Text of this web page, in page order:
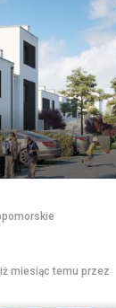
miesiąc temu przez